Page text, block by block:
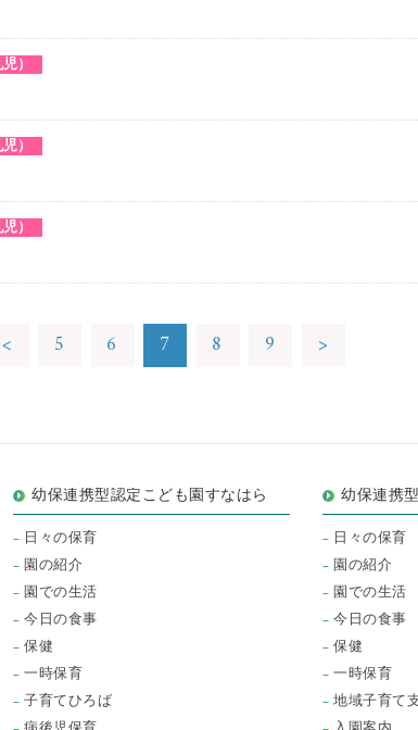
）
）
）
< 5 6 7 8 9 >
幼保連携型認定こども園すなはら
日々の保育
園の紹介
園での生活
今日の食事
保健
一時保育
子育てひろば
幼保連携
日々の保育
園の紹介
園での生活
今日の食事
保健
一時保育
地域子育て